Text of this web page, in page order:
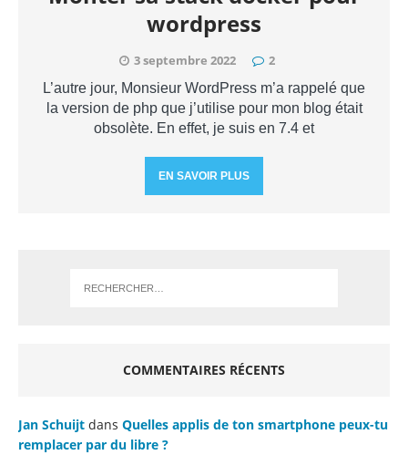
wordpress
3 septembre 2022 2
L’autre jour, Monsieur WordPress m’a rappelé que
la version de php que j’utilise pour mon blog était
obsolète. En effet, je suis en 7.4 et
EN SAVOIR PLUS
COMMENTAIRES RÉCENTS
Jan Schuijt dans Quelles applis de ton smartphone peux-tu
remplacer par du libre ?